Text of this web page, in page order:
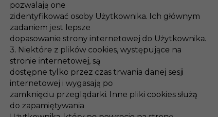
pozwalają one
zidentyfikować osoby Użytkownika. Ich głównym
zadaniem jest lepsze
dopasowanie strony internetowej do Użytkownika.
3. Niektóre z plików cookies, występujące na
stronie internetowej, są
dostępne tylko przez czas trwania danej sesji
internetowej i wygasają po
zamknięciu przeglądarki. Inne pliki cookies służą
do zapamiętywania